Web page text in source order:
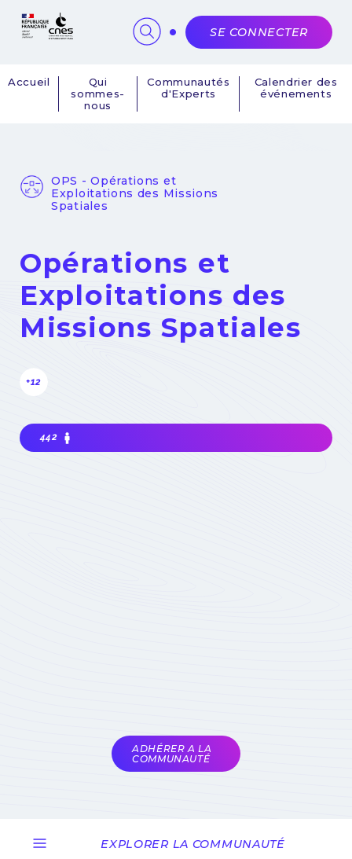
Navigation
Accueil
Qui
sommes-
nous
Communautés
d'Experts
Calendrier des
événements
SE CONNECTER
OPS - Opérations et
Exploitations des Missions
Spatiales
Opérations et
Exploitations des
Missions Spatiales
+12
442
ADHÉRER A LA
COMMUNAUTÉ
EXPLORER LA COMMUNAUTÉ